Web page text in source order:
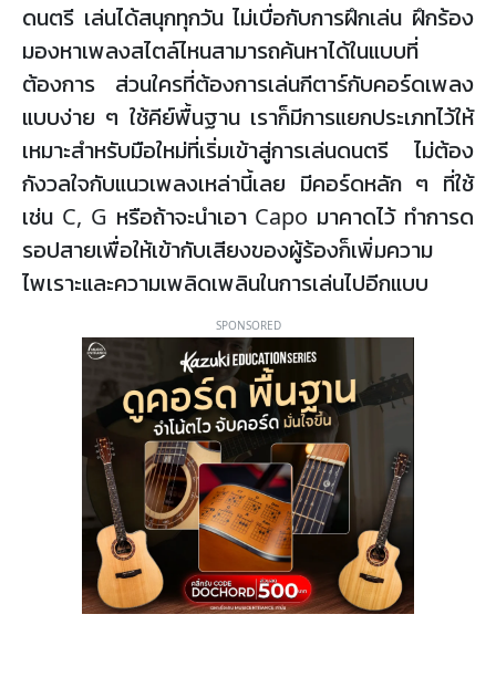
ดนตรี เล่นได้สนุกทุกวัน ไม่เบื่อกับการฝึกเล่น ฝึกร้อง
มองหาเพลงสไตล์ไหนสามารถค้นหาได้ในแบบที่
ต้องการ ส่วนใครที่ต้องการเล่นกีตาร์กับคอร์ดเพลง
แบบง่าย ๆ ใช้คีย์พื้นฐาน เราก็มีการแยกประเภทไว้ให้
เหมาะสำหรับมือใหม่ที่เริ่มเข้าสู่การเล่นดนตรี ไม่ต้อง
กังวลใจกับแนวเพลงเหล่านี้เลย มีคอร์ดหลัก ๆ ที่ใช้
เช่น C, G หรือถ้าจะนำเอา Capo มาคาดไว้ ทำการด
รอปสายเพื่อให้เข้ากับเสียงของผู้ร้องก็เพิ่มความ
ไพเราะและความเพลิดเพลินในการเล่นไปอีกแบบ
SPONSORED